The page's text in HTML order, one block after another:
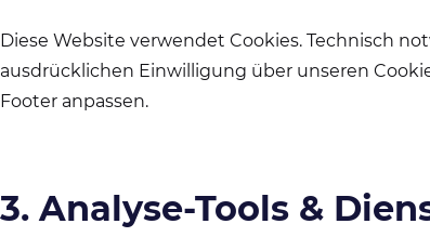
Diese Website verwendet Cookies. Technisch
ausdrücklichen Einwilligung über unseren
Footer anpassen.
3. Analyse-Tools &